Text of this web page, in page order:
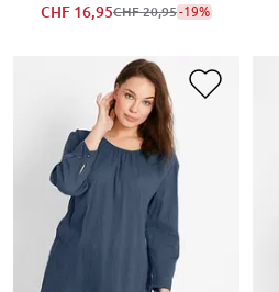
CHF 16,95CHF 20,95-19%